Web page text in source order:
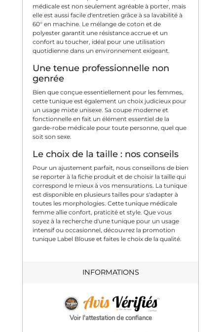
médicale est non seulement agréable à porter, mais
elle est aussi facile d'entretien grâce à sa lavabilité à
60° en machine. Le mélange de coton et de
polyester garantit une résistance accrue et un
confort au toucher, idéal pour une utilisation
quotidienne dans un environnement exigeant.
Une tenue professionnelle non
genrée
Bien que conçue essentiellement pour les femmes,
cette tunique est également un choix judicieux pour
un usage mixte unisexe. Sa coupe moderne et
fonctionnelle en fait un élément essentiel de la
garde-robe médicale pour toute personne, quel que
soit son sexe.
Le choix de la taille : nos conseils
Pour un ajustement parfait, nous conseillons de bien
se reporter à la fiche produit et de choisir la taille qui
correspond le mieux à vos mensurations. La tunique
est disponible en plusieurs tailles pour s'adapter à
toutes les morphologies. Cette tunique médicale
femme allie confort, praticité et style. Que vous
soyez à la recherche d'une tunique pour un usage
intensif ou occasionnel, découvrez la promotion
tunique Label Blouse et faites le choix de la qualité.
INFORMATIONS
Voir l'attestation de confiance